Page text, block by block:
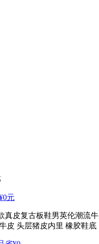
元
真皮复古板鞋男英伦潮流
皮 头层猪皮内里 橡胶鞋底